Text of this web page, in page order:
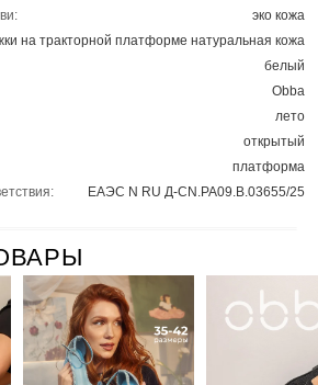
эко кожа
на тракторной платформе натуральная кожа
белый
Obba
лето
открытый
платформа
ЕАЭС N RU Д-CN.РА09.В.03655/25